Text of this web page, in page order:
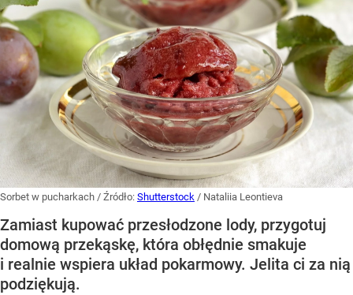
Sorbet w pucharkach / Źródło: Shutterstock / Nataliia Leontieva
Zamiast kupować przesłodzone lody, przygotuj
domową przekąskę, która obłędnie smakuje
i realnie wspiera układ pokarmowy. Jelita ci za nią
podziękują.